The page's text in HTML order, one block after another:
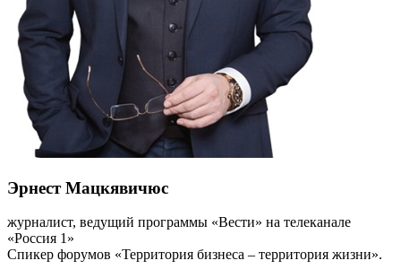
Эрнест Мацкявичюс
журналист, ведущий программы «Вести» на телеканале
«Россия 1»
Спикер форумов «Территория бизнеса – территория жизни».